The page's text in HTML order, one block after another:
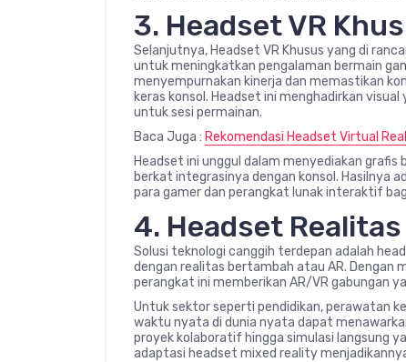
3. Headset VR
Selanjutnya, Headset VR Khusus yang di
untuk meningkatkan pengalaman bermain
menyempurnakan kinerja dan memastikan
keras konsol. Headset ini menghadirkan
untuk sesi permainan.
Baca Juga : Rekomendasi Headset Virtual
Headset ini unggul dalam menyediakan
berkat integrasinya dengan konsol. Hasilnya
para gamer dan perangkat lunak interaktif
4. Headset
Solusi teknologi canggih terdepan adalah
dengan realitas bertambah atau AR. Dengan
perangkat ini memberikan AR/VR gabungan
Untuk sektor seperti pendidikan, perawatan
waktu nyata di dunia nyata dapat
proyek kolaboratif hingga simulasi langsung
adaptasi headset mixed reality